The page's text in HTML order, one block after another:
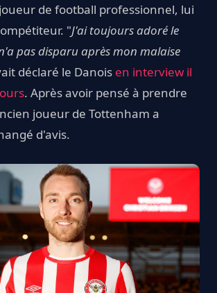
de football professionnel, lui
"J'ai toujours adoré le
pas disparu après mon malaise
déclaré le Danois en interview il
. Après avoir pensé à prendre
joueur de Tottenham a
d'avis.